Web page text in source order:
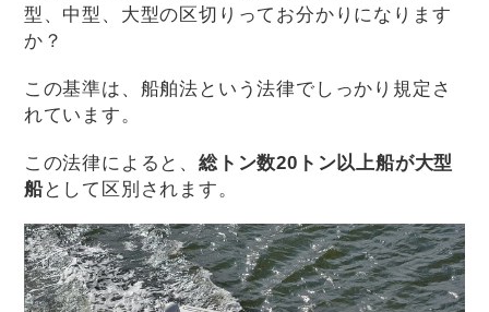
型、中型、大型の区切りってお分かりになります
か？
この基準は、船舶法という法律でしっかり規定さ
れています。
この法律によると、総トン数20トン以上船が大型
船として区別されます。